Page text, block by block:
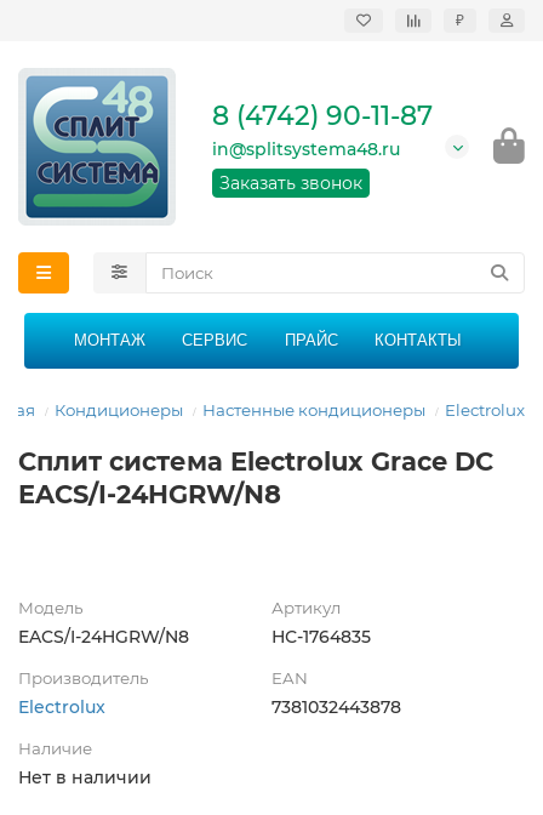
₽
кондиционеров в
области
График работы: 9:00 -
21:00 без перерыва и
8 (4742) 90-11-87
in@splitsystema48.ru
Заказать звонок
МОНТАЖ СЕРВИС ПРАЙС КОНТАКТЫ
Кондиционеры Настенные кондиционеры Electrolux
Сплит система Electrolux Grace DC
EACS/I-24HGRW/N8
Модель
EACS/I-24HGRW/N8
Артикул
НС-1764835
Производитель
Electrolux
EAN
7381032443878
Наличие
Нет в наличии